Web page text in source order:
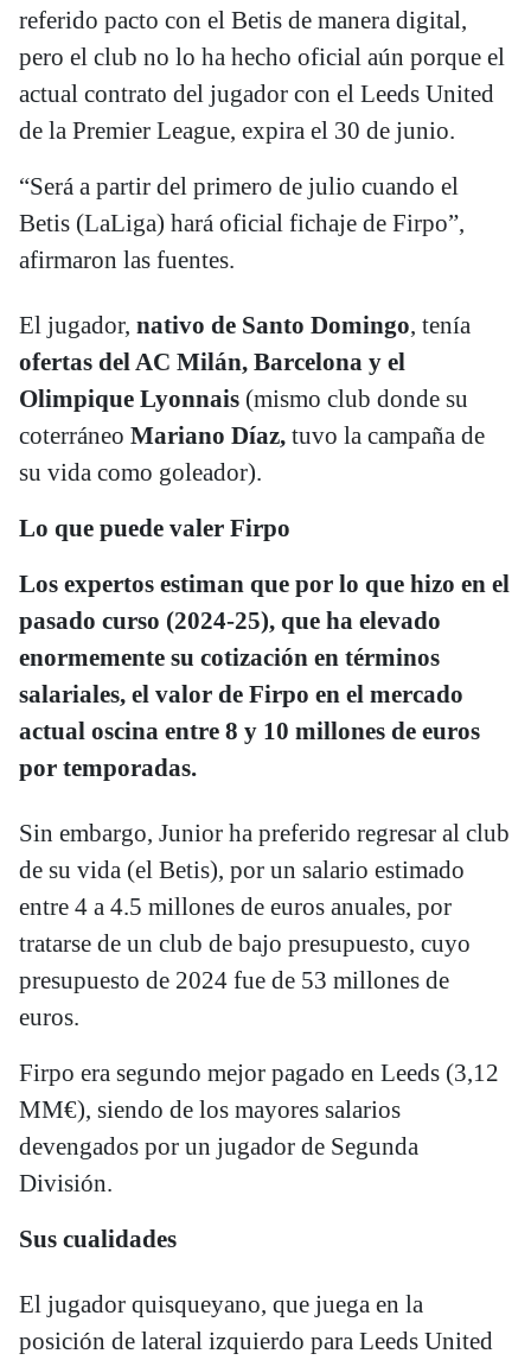
referido pacto con el Betis de manera digital,
pero el club no lo ha hecho oficial aún porque el
actual contrato del jugador con el Leeds United
de la Premier League, expira el 30 de junio.
“Será a partir del primero de julio cuando el
Betis (LaLiga) hará oficial fichaje de Firpo”,
afirmaron las fuentes.
El jugador, nativo de Santo Domingo, tenía
ofertas del AC Milán, Barcelona y el
Olimpique Lyonnais (mismo club donde su
coterráneo Mariano Díaz, tuvo la campaña de
su vida como goleador).
Lo que puede valer Firpo
Los expertos estiman que por lo que hizo en el
pasado curso (2024-25), que ha elevado
enormemente su cotización en términos
salariales, el valor de Firpo en el mercado
actual oscina entre 8 y 10 millones de euros
por temporadas.
Sin embargo, Junior ha preferido regresar al club
de su vida (el Betis), por un salario estimado
entre 4 a 4.5 millones de euros anuales, por
tratarse de un club de bajo presupuesto, cuyo
presupuesto de 2024 fue de 53 millones de
euros.
Firpo era segundo mejor pagado en Leeds (3,12
MM€), siendo de los mayores salarios
devengados por un jugador de Segunda
División.
Sus cualidades
El jugador quisqueyano, que juega en la
posición de lateral izquierdo para Leeds United